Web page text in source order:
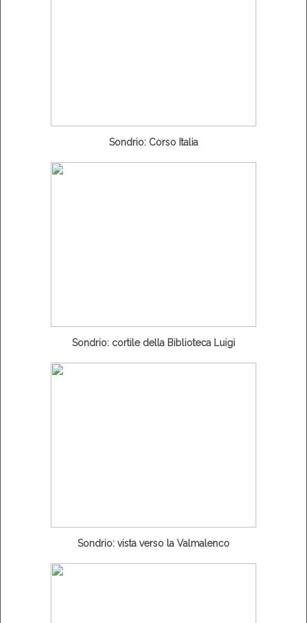
Sondrio: Corso Italia
Sondrio: cortile della Biblioteca Luigi
Sondrio: vista verso la Valmalenco